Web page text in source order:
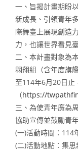
一、旨揭計畫期盼
新成長、引領青年
際舞臺上展現創造
力，也讓世界看見
二、本計畫對象為
翱翔組（含年度旗
至114年6月20日止
（https://
三、為使青年廣為
協助宣傳並鼓勵青
(一)活動時間：114
(二)活動地點：集